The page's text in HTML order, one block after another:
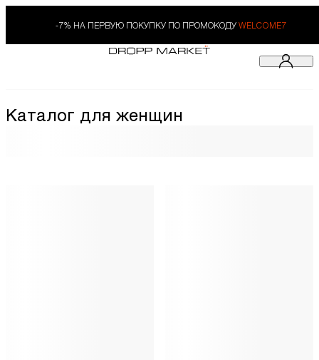
-7% НА ПЕРВУЮ ПОКУПКУ ПО ПРОМОКОДУ WELCOME7
Каталог для женщин